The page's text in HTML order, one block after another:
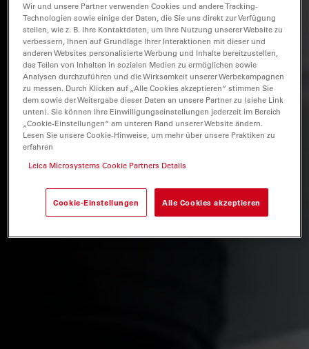
Wir und unsere Partner verwenden Cookies und andere Tracking-
Technologien sowie einige der Daten, die Sie uns direkt zur Verfügung
stellen, wie z. B. Ihre Kontaktdaten, um Ihre Nutzung unserer Website zu
verbessern, Ihnen auf Grundlage Ihrer Interaktionen mit dieser und
anderen Websites personalisierte Werbung und Inhalte bereitzustellen,
das Teilen von Inhalten in sozialen Medien zu ermöglichen sowie
Analysen durchzuführen und die Wirksamkeit unserer Werbekampagnen
zu messen. Durch Klicken auf „Alle Cookies akzeptieren“ stimmen Sie
dem sowie der Weitergabe dieser Daten an unsere Partner zu (siehe Link
unten). Sie können Ihre Einwilligungseinstellungen jederzeit im Bereich
„Cookie-Einstellungen“ am unteren Rand unserer Website ändern.
Lesen Sie unsere Cookie-Hinweise, um mehr über unsere Praktiken zu
erfahren
Leica Microsystems Cookie Partners Details
Cookie-Einstellungen Alle Cookies akzeptieren